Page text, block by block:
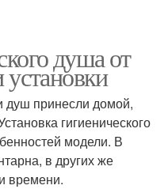
душа от
душ принесли домой,
гигиенического
модели. В
в других же
времени.